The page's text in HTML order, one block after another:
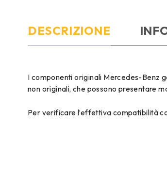
DESCRIZIONE
I componenti originali Mercedes-Benz
non originali, che possono presentare
Per verificare l’effettiva compatibilità